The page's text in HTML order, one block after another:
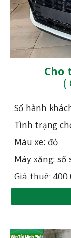
Cho
(
Số hành
Tình trạng
Màu xe: đỏ
Máy xăng: số
Giá thuê: